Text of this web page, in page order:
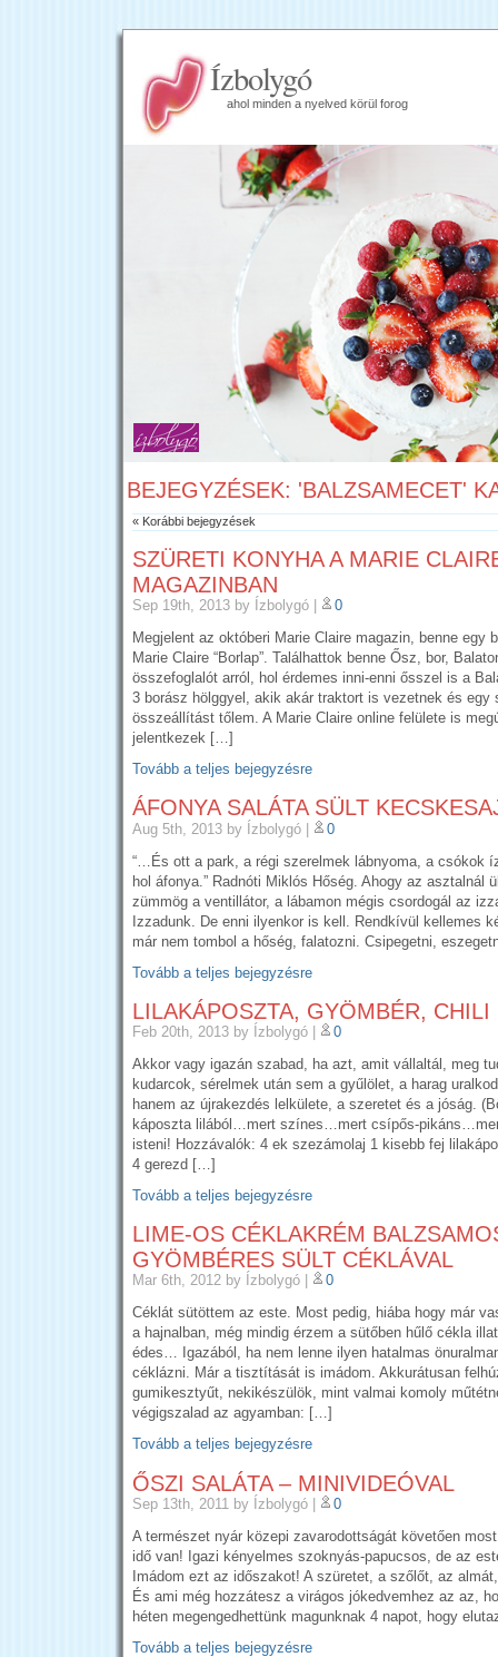
Ízbolygó
ahol minden a nyelved körül forog
BEJEGYZÉSEK: 'BALZSAMECET'
« Korábbi bejegyzések
SZÜRETI KONYHA A MARIE
MAGAZINBAN
Sep 19th, 2013 by Ízbolygó
0
Megjelent az októberi Marie Claire magazin, benne egy
Marie Claire “Borlap”. Találhattok benne Ősz, bor,
összefoglalót arról, hol érdemes inni-enni ősszel is a
3 borász hölggyel, akik akár traktort is vezetnek és egy
összeállítást tőlem. A Marie Claire online felülete is
jelentkezek […]
Tovább a teljes bejegyzésre
ÁFONYA SALÁTA SÜLT
Aug 5th, 2013 by Ízbolygó |
0
“…És ott a park, a régi szerelmek lábnyoma, a csókok
hol áfonya.” Radnóti Miklós Hőség. Ahogy az asztalnál
zümmög a ventillátor, a lábamon mégis csordogál az
Izzadunk. De enni ilyenkor is kell. Rendkívül kellemes
már nem tombol a hőség, falatozni. Csipegetni,
Tovább a teljes bejegyzésre
LILAKÁPOSZTA, GYÖMBÉR, CHILI
Feb 20th, 2013 by Ízbolygó
0
Akkor vagy igazán szabad, ha azt, amit vállaltál, meg
kudarcok, sérelmek után sem a gyűlölet, a harag
hanem az újrakezdés lelkülete, a szeretet és a jóság.
káposzta lilából…mert színes…mert csípős-
isteni! Hozzávalók: 4 ek szezámolaj 1 kisebb fej
4 gerezd […]
Tovább a teljes bejegyzésre
LIME-OS CÉKLAKRÉM
GYÖMBÉRES SÜLT CÉKLÁVAL
Mar 6th, 2012 by Ízbolygó
0
Céklát sütöttem az este. Most pedig, hiába hogy már
a hajnalban, még mindig érzem a sütőben hűlő cékla
édes… Igazából, ha nem lenne ilyen hatalmas
céklázni. Már a tisztítását is imádom. Akkurátusan
gumikesztyűt, nekikészülök, mint valmai komoly
végigszalad az agyamban: […]
Tovább a teljes bejegyzésre
ŐSZI SALÁTA – MINIVIDEÓVAL
Sep 13th, 2011 by Ízbolygó
0
A természet nyár közepi zavarodottságát követően
idő van! Igazi kényelmes szoknyás-papucsos, de az
Imádom ezt az időszakot! A szüretet, a szőlőt, az
És ami még hozzátesz a virágos jókedvemhez az az,
héten megengedhettünk magunknak 4 napot, hogy
Tovább a teljes bejegyzésre